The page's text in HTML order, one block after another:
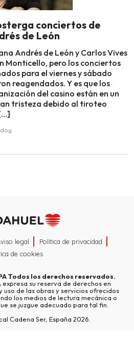
conciertos de
de León
Andrés de León y Carlos Vives
Monticello, pero los conciertos
para el viernes y sábado
reagendados. Y es que los
del casino están en un
tristeza debido al tiroteo
legal
Política de privacidad
de cookies
Todos los derechos reservados.
expresa su reserva de derechos en
uso de las obras y servicios ofrecidos
los medios de lectura mecánica o
se juzgue adecuado para tal fin.
Cadena Ser, España 2026.